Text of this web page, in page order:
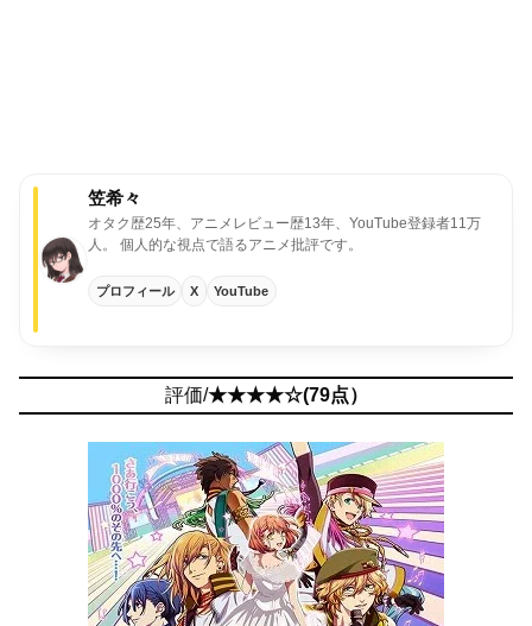
笠希々
オタク歴25年、アニメレビュー歴13年、YouTube登録者11万
人。
個人的な視点で語るアニメ批評です。
プロフィール X YouTube
評価/★★★★☆(79点）